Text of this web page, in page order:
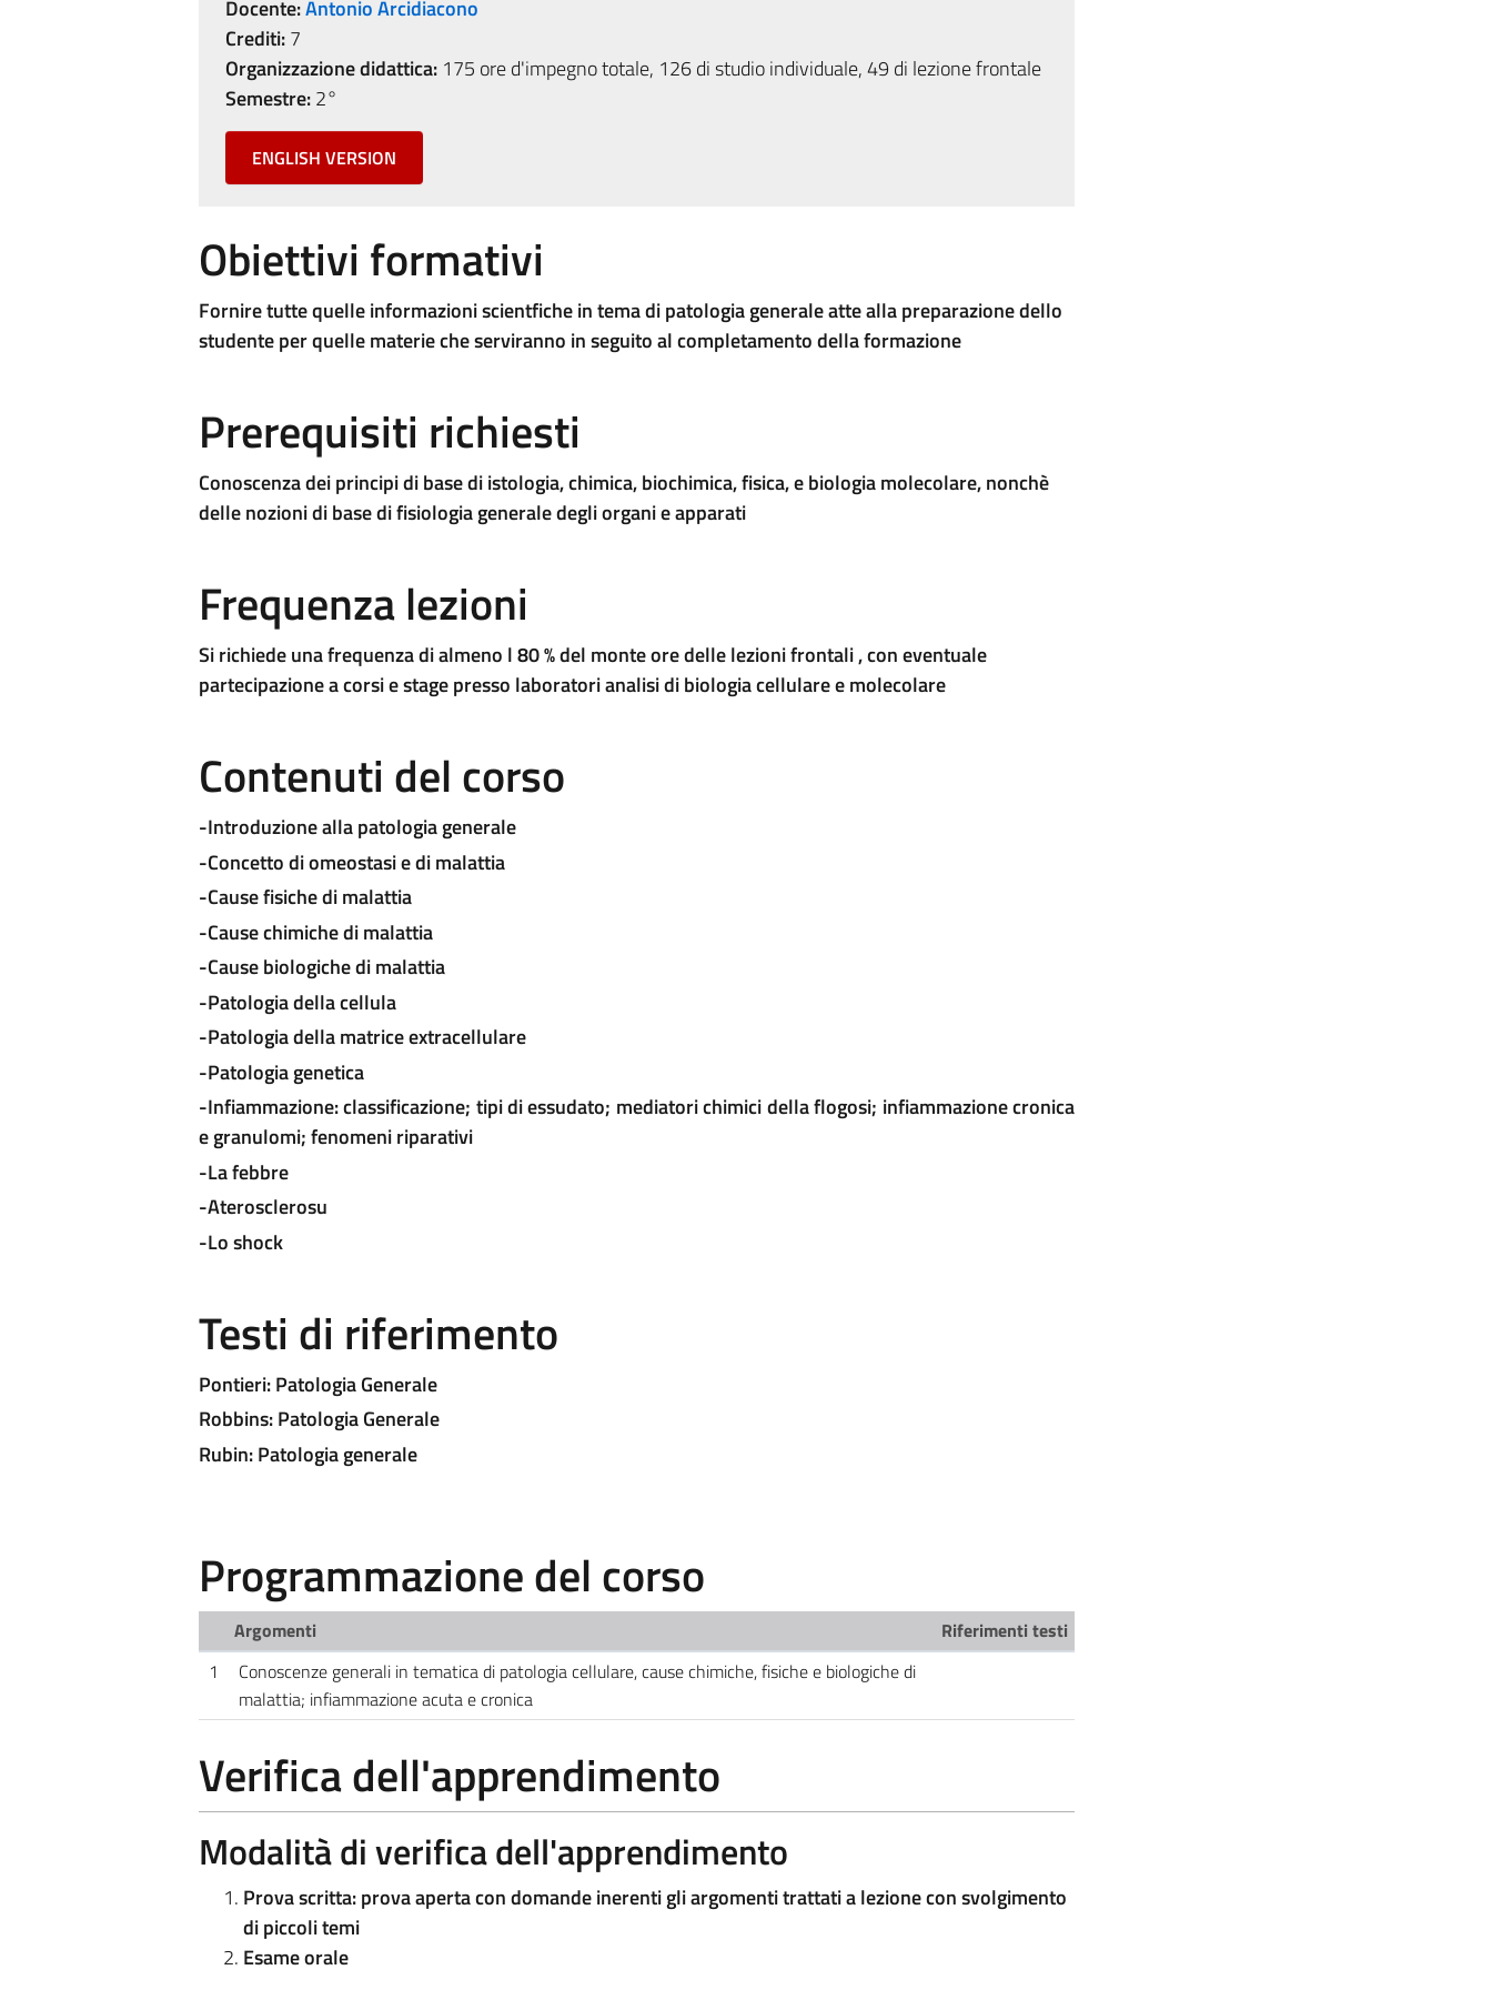
Docente:Antonio Arcidiacono
Crediti:7
Organizzazione didattica:175 ore d'impegno totale, 126 di studio individuale, 49 di lezione frontale
Semestre:2°
ENGLISH VERSION
Obiettivi formativi
Fornire tutte quelle informazioni scientfiche in tema di patologia generale atte alla preparazione dello
studente per quelle materie che serviranno in seguito al completamento della formazione
Prerequisiti richiesti
Conoscenza dei principi di base di istologia, chimica, biochimica, fisica, e biologia molecolare, nonchè
delle nozioni di base di fisiologia generale degli organi e apparati
Frequenza lezioni
Si richiede una frequenza di almeno l 80 % del monte ore delle lezioni frontali , con eventuale
partecipazione a corsi e stage presso laboratori analisi di biologia cellulare e molecolare
Contenuti del corso
-Introduzione alla patologia generale
-Concetto di omeostasi e di malattia
-Cause fisiche di malattia
-Cause chimiche di malattia
-Cause biologiche di malattia
-Patologia della cellula
-Patologia della matrice extracellulare
-Patologia genetica
-Infiammazione: classificazione; tipi di essudato; mediatori chimici della flogosi; infiammazione cronica
e granulomi; fenomeni riparativi
-La febbre
-Aterosclerosu
-Lo shock
Testi di riferimento
Pontieri: Patologia Generale
Robbins: Patologia Generale
Rubin: Patologia generale
Programmazione del corso
Argomenti
Riferimenti testi
1
Conoscenze generali in tematica di patologia cellulare, cause chimiche, fisiche e biologiche di
malattia; infiammazione acuta e cronica
Verifica dell'apprendimento
Modalità di verifica dell'apprendimento
Prova scritta: prova aperta con domande inerenti gli argomenti trattati a lezione con svolgimento
di piccoli temi
Esame orale